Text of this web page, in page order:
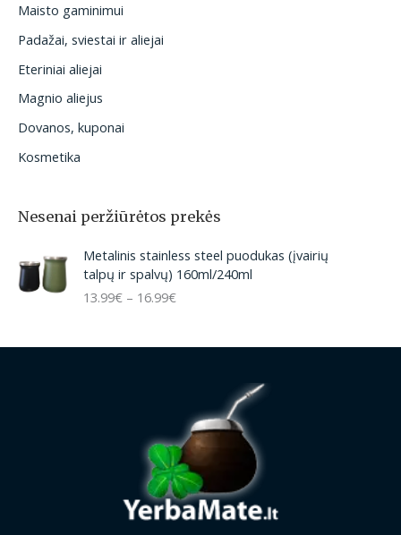
Maisto gaminimui
Padažai, sviestai ir aliejai
Eteriniai aliejai
Magnio aliejus
Dovanos, kuponai
Kosmetika
Nesenai peržiūrėtos prekės
Metalinis stainless steel puodukas (įvairių
talpų ir spalvų) 160ml/240ml
13.99€ – 16.99€
r
c
1
3
.
9